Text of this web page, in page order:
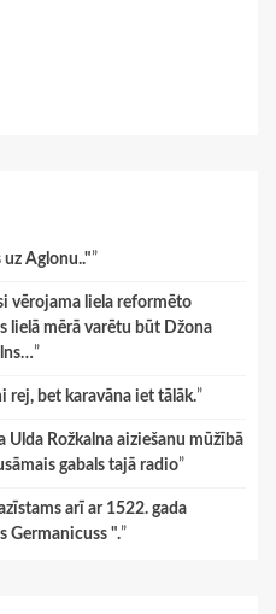
Aglonu.."”
vērojama liela reformēto
lielā mērā varētu būt Džona
”
rej, bet karavāna iet tālāk.”
Rožkalna aiziešanu mūžībā
gabals tajā radio”
arī ar 1522. gada
Germanicuss ".”